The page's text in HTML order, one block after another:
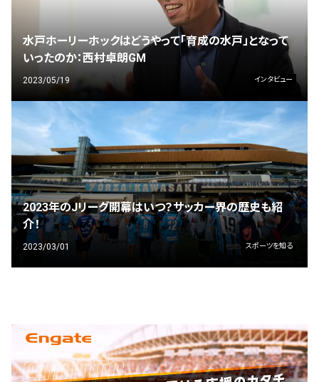
水戸ホーリーホックはどうやって「育成の水戸」となって
いったのか：西村卓朗GM
2023/05/19 インタビュー
2023年のJリーグ開幕はいつ？サッカー界の歴史も紹
介！
2023/03/01 スポーツを知る